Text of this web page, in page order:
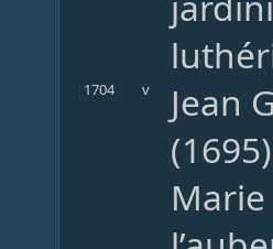
1704 v
Jean